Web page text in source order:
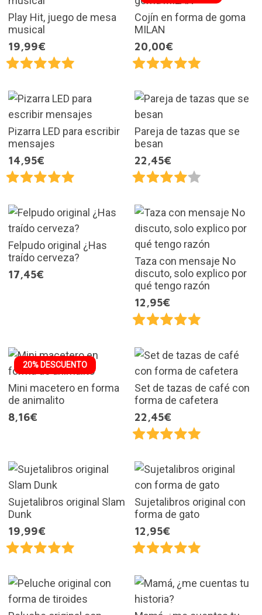
Play Hit, juego de mesa
musical
19,99€
Cojín en forma de goma
MILAN
20,00€
Pizarra LED para escribir
mensajes
14,95€
Pareja de tazas que se
besan
22,45€
Felpudo original ¿Has
traído cerveza?
17,45€
Taza con mensaje No
discuto, solo explico por
qué tengo razón
12,95€
20% DESCUENTO
Mini macetero en forma
de animalito
8,16€
Set de tazas de café con
forma de cafetera
22,45€
Sujetalibros original Slam
Dunk
19,99€
Sujetalibros original con
forma de gato
12,95€